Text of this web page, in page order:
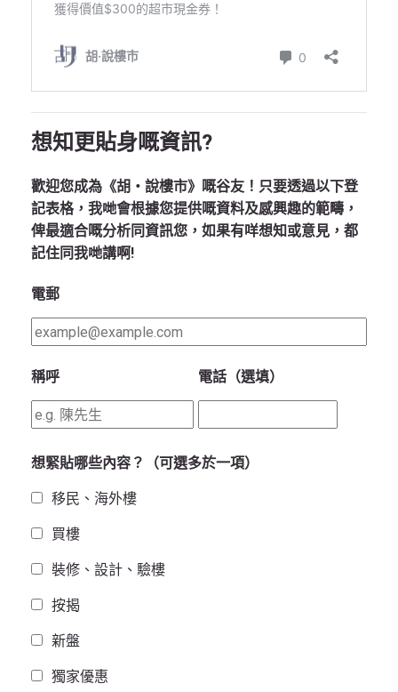
想知更貼身嘅資訊?
歡迎您成為《胡‧說樓市》嘅谷友！只要透過以下登
記表格，我哋會根據您提供嘅資料及感興趣的範疇，
俾最適合嘅分析同資訊您，如果有咩想知或意見，都
記住同我哋講啊!
電郵
稱呼 電話（選填）
想緊貼哪些內容？（可選多於一項）
移民、海外樓
買樓
裝修、設計、驗樓
按揭
新盤
獨家優惠